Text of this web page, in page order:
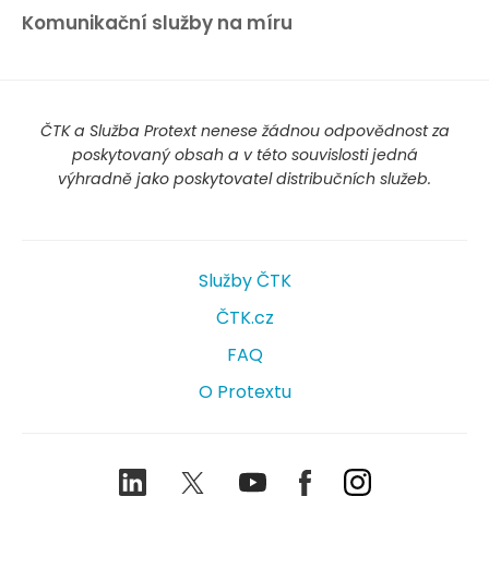
Komunikační služby na míru
ČTK a Služba Protext nenese žádnou odpovědnost za
poskytovaný obsah a v této souvislosti jedná
výhradně jako poskytovatel distribučních služeb.
Služby ČTK
ČTK.cz
FAQ
O Protextu
LinkedIn TwitterYoutubeFacebookInstagram